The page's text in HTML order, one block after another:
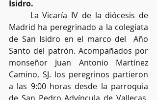
Isidro.
Madrid ha peregrinado a la colegiata
de San Isidro en el marco del  Año
Santo del patrón. Acompañados por
monseñor Juan Antonio Martínez
Camino, SJ. los peregrinos partieron
a las 9:00 horas desde la parroquia